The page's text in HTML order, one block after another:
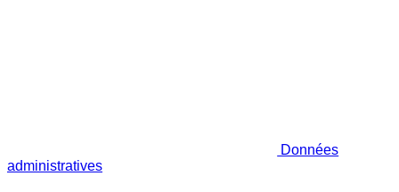
Données
administratives